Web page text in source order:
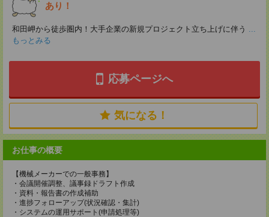
あり！
和田岬から徒歩圏内！大手企業の新規プロジェクト立ち上げに伴う ...
もっとみる
応募ページへ
気になる！
お仕事の概要
【機械メーカーでの一般事務】
・会議開催調整、議事録ドラフト作成
・資料・報告書の作成補助
・進捗フォローアップ(状況確認・集計)
・システムの運用サポート(申請処理等)